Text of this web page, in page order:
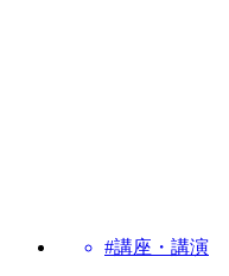
#講座・講演